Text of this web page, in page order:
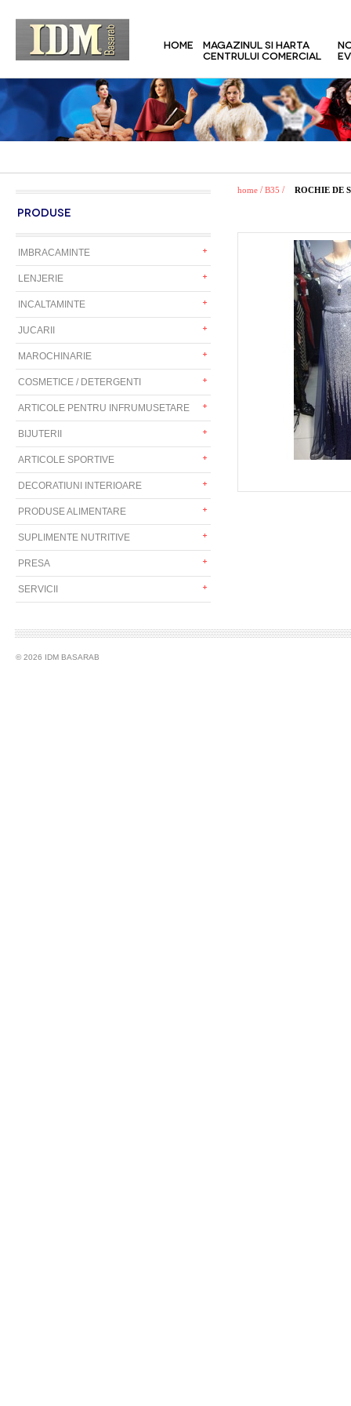
HOME
MAGAZINUL SI HARTA
CENTRULUI COMERCIAL
PRODUSE
IMBRACAMINTE
LENJERIE
INCALTAMINTE
JUCARII
MAROCHINARIE
COSMETICE / DETERGENTI
ARTICOLE PENTRU INFRUMUSETARE
BIJUTERII
ARTICOLE SPORTIVE
DECORATIUNI INTERIOARE
PRODUSE ALIMENTARE
SUPLIMENTE NUTRITIVE
PRESA
SERVICII
home / B35 / ROCHIE DE
© 2026 IDM BASARAB